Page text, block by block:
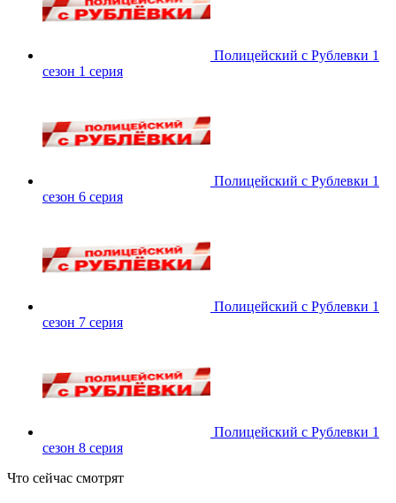
Полицейский с Рублевки 1
сезон 1 серия
Полицейский с Рублевки 1
сезон 6 серия
Полицейский с Рублевки 1
сезон 7 серия
Полицейский с Рублевки 1
сезон 8 серия
Что сейчас смотрят